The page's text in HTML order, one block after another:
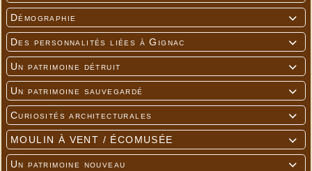

Démographie

Des personnalités liées à Gignac

Un patrimoine détruit

Un patrimoine sauvegardé

Curiosités architecturales

MOULIN À VENT / ÉCOMUSÉE

Un patrimoine nouveau